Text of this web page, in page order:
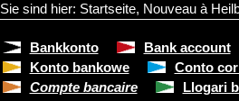
Sie sind hier: Startseite, Nouveau à
Bankkonto Bank account
Konto bankowe
Conto
Compte bancaire
Llogari